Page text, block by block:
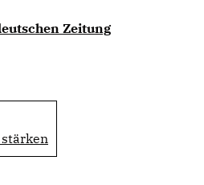
Zeitung